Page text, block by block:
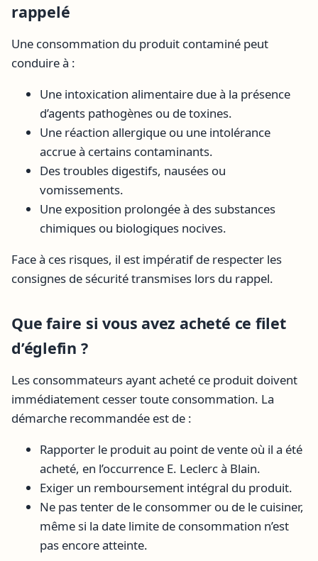
rappelé
Une consommation du produit contaminé peut
conduire à :
Une intoxication alimentaire due à la présence
d’agents pathogènes ou de toxines.
Une réaction allergique ou une intolérance
accrue à certains contaminants.
Des troubles digestifs, nausées ou
vomissements.
Une exposition prolongée à des substances
chimiques ou biologiques nocives.
Face à ces risques, il est impératif de respecter les
consignes de sécurité transmises lors du rappel.
Que faire si vous avez acheté ce filet
d’églefin ?
Les consommateurs ayant acheté ce produit doivent
immédiatement cesser toute consommation. La
démarche recommandée est de :
Rapporter le produit au point de vente où il a été
acheté, en l’occurrence E. Leclerc à Blain.
Exiger un remboursement intégral du produit.
Ne pas tenter de le consommer ou de le cuisiner,
même si la date limite de consommation n’est
pas encore atteinte.